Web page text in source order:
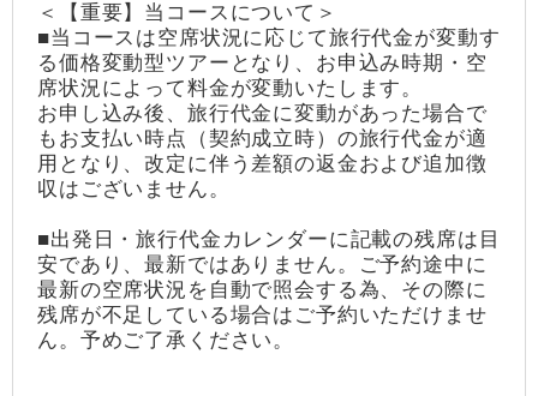
＜【重要】当コースについて＞
■当コースは空席状況に応じて旅行代金が変動す
る価格変動型ツアーとなり、お申込み時期・空
席状況によって料金が変動いたします。
お申し込み後、旅行代金に変動があった場合で
もお支払い時点（契約成立時）の旅行代金が適
用となり、改定に伴う差額の返金および追加徴
収はございません。
■出発日・旅行代金カレンダーに記載の残席は目
安であり、最新ではありません。ご予約途中に
最新の空席状況を自動で照会する為、その際に
残席が不足している場合はご予約いただけませ
ん。予めご了承ください。